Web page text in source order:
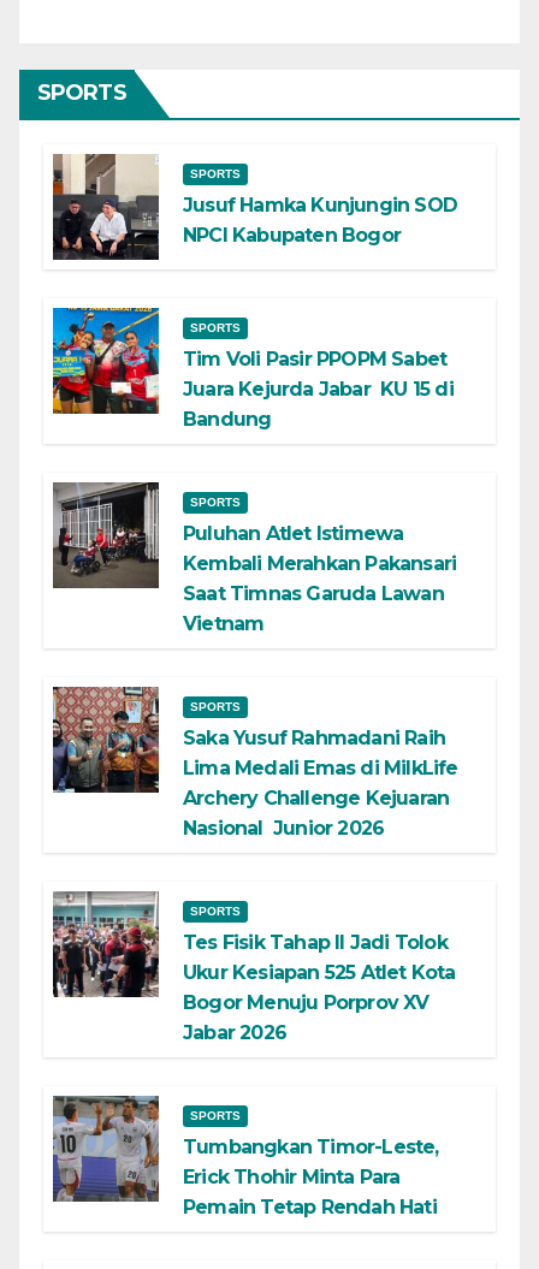
SPORTS
SPORTS
Jusuf Hamka Kunjungin SOD
NPCI Kabupaten Bogor
SPORTS
Tim Voli Pasir PPOPM Sabet
Juara Kejurda Jabar KU 15 di
Bandung
SPORTS
Puluhan Atlet Istimewa
Kembali Merahkan Pakansari
Saat Timnas Garuda Lawan
Vietnam
SPORTS
Saka Yusuf Rahmadani Raih
Lima Medali Emas di MilkLife
Archery Challenge Kejuaran
Nasional Junior 2026
SPORTS
Tes Fisik Tahap II Jadi Tolok
Ukur Kesiapan 525 Atlet Kota
Bogor Menuju Porprov XV
Jabar 2026
SPORTS
Tumbangkan Timor-Leste,
Erick Thohir Minta Para
Pemain Tetap Rendah Hati